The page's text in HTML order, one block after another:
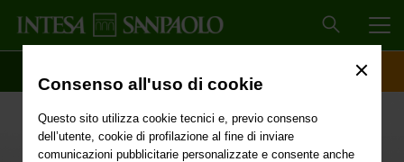
Consenso all'uso di cookie
Questo sito utilizza cookie tecnici e, previo consenso
dell’utente, cookie di profilazione al fine di inviare
comunicazioni pubblicitarie personalizzate e consente anche